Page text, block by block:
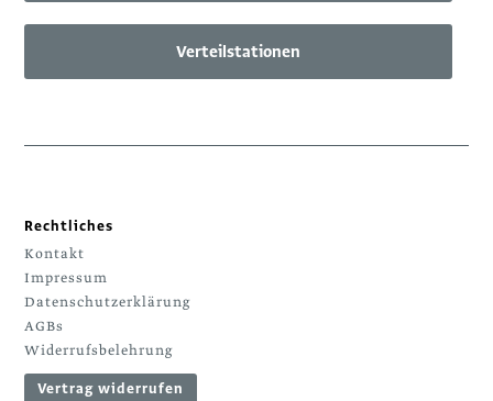
Verteilstationen
Rechtliches
Kontakt
Impressum
Datenschutzerklärung
AGBs
Widerrufsbelehrung
Vertrag widerrufen